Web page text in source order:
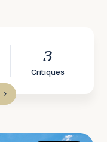
3
Critiques